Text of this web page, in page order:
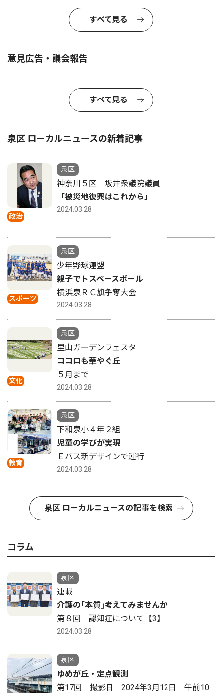
すべて見る
意見広告・議会報告
すべて見る
泉区 ローカルニュースの新着記事
政治
泉区
神奈川５区 坂井衆議院議員
「被災地復興はこれから」
2024.03.28
スポーツ
泉区
少年野球連盟
親子でトスベースボール
横浜泉ＲＣ旗争奪大会
2024.03.28
文化
泉区
里山ガーデンフェスタ
ココロも華やぐ丘
５月まで
2024.03.28
教育
泉区
下和泉小４年２組
児童の学びが実現
Ｅバス新デザインで運行
2024.03.28
泉区 ローカルニュースの記事を検索
コラム
泉区
連載
介護の｢本質｣考えてみませんか
第８回 認知症について【3】
2024.03.28
泉区
ゆめが丘・定点観測
第17回 撮影日 2024年3月12日 午前10